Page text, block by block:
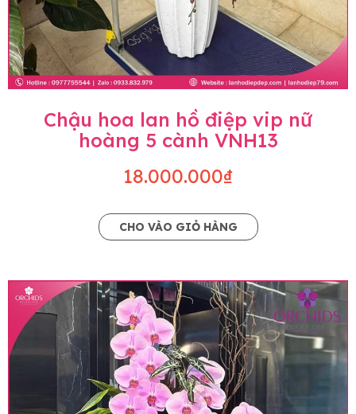
Chậu hoa lan hồ điệp vip nữ
hoàng 5 cành VNH13
18.000.000₫
CHO VÀO GIỎ HÀNG